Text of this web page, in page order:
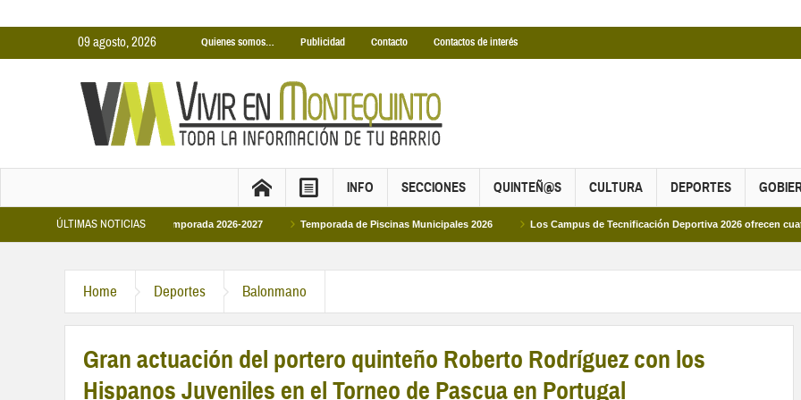
09 agosto, 2026 Quienes somos… Publicidad Contacto Contactos de interés
INFO SECCIONES QUINTEÑ@S CULTURA DEPORTES
ÚLTIMAS NOTICIAS
Cubiertas Municipales temporada 2026-2027 Temporada de Piscinas Municipales 2026 Los Campus de Tecnificación Deportiva 2026 ofrecen cuatro
Home Deportes Balonmano
Gran actuación del portero quinteño Roberto Rodríguez con los
Hispanos Juveniles en el Torneo de Pascua en Portugal